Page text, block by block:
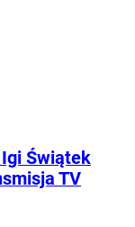
Świątek
TV